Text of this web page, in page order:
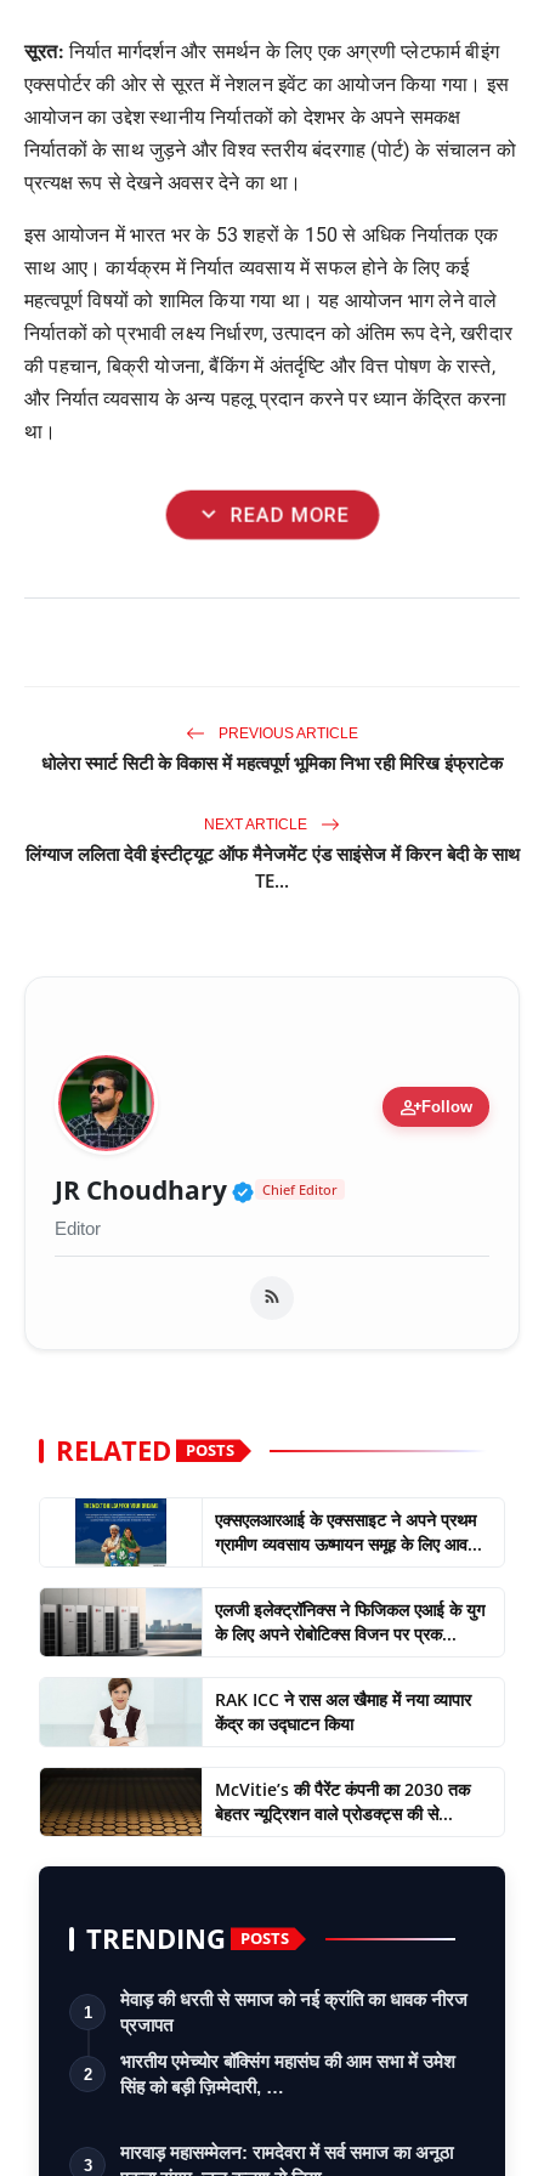
सूरत: निर्यात मार्गदर्शन और समर्थन के लिए एक अग्रणी प्लेटफार्म बीइंग
एक्सपोर्टर की ओर से सूरत में नेशलन इवेंट का आयोजन किया गया। इस
आयोजन का उद्देश स्थानीय निर्यातकों को देशभर के अपने समकक्ष
निर्यातकों के साथ जुड़ने और विश्व स्तरीय बंदरगाह (पोर्ट) के संचालन को
प्रत्यक्ष रूप से देखने अवसर देने का था।
इस आयोजन में भारत भर के 53 शहरों के 150 से अधिक निर्यातक एक
साथ आए। कार्यक्रम में निर्यात व्यवसाय में सफल होने के लिए कई
महत्वपूर्ण विषयों को शामिल किया गया था। यह आयोजन भाग लेने वाले
निर्यातकों को प्रभावी लक्ष्य निर्धारण, उत्पादन को अंतिम रूप देने, खरीदार
की पहचान, बिक्री योजना, बैंकिंग में अंतर्दृष्टि और वित्त पोषण के रास्ते,
और निर्यात व्यवसाय के अन्य पहलू प्रदान करने पर ध्यान केंद्रित करना
था।
expand_more READ MORE
PREVIOUS ARTICLE
धोलेरा स्मार्ट सिटी के विकास में महत्वपूर्ण भूमिका निभा रही मिरिख इंफ्राटेक
NEXT ARTICLE
लिंग्याज ललिता देवी इंस्टीट्यूट ऑफ मैनेजमेंट एंड साइंसेज में किरन बेदी के साथ
TE...
person_addFollow
JR Choudhary Verified Public Figure
Chief Editor
Editor
RELATED POSTS
एक्सएलआरआई के एक्ससाइट ने अपने प्रथम
ग्रामीण व्यवसाय ऊष्मायन समूह के लिए आव...
एलजी इलेक्ट्रॉनिक्स ने फिजिकल एआई के युग
के लिए अपने रोबोटिक्स विजन पर प्रक...
RAK ICC ने रास अल खैमाह में नया व्यापार
केंद्र का उद्घाटन किया
McVitie’s की पैरेंट कंपनी का 2030 तक
बेहतर न्यूट्रिशन वाले प्रोडक्ट्स की से...
TRENDING POSTS
1
मेवाड़ की धरती से समाज को नई क्रांति का धावक नीरज
प्रजापत
2
भारतीय एमेच्योर बॉक्सिंग महासंघ की आम सभा में उमेश
सिंह को बड़ी ज़िम्मेदारी, …
3
मारवाड़ महासम्मेलन: रामदेवरा में सर्व समाज का अनूठा